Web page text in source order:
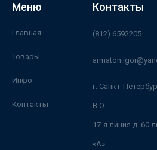
Меню
Главная
Товары
Инфо
Контакты
Контакты
(812) 6592205
г. Санкт-
В.О.
17-я линия д. 60
«А»